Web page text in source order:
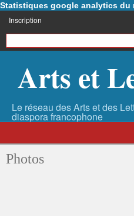
Statistiques google analytics du
Inscription
Arts et
Photos